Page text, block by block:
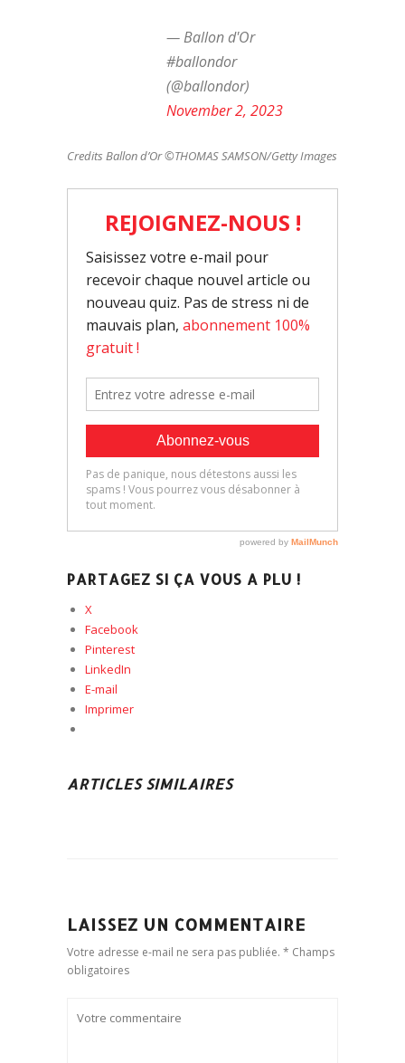
— Ballon d'Or
#ballondor
(@ballondor)
November 2, 2023
Credits Ballon d’Or ©THOMAS SAMSON/Getty Images
PARTAGEZ SI ÇA VOUS A PLU !
X
Facebook
Pinterest
LinkedIn
E-mail
Imprimer
ARTICLES SIMILAIRES
LAISSEZ UN COMMENTAIRE
Votre adresse e-mail ne sera pas publiée. * Champs
obligatoires